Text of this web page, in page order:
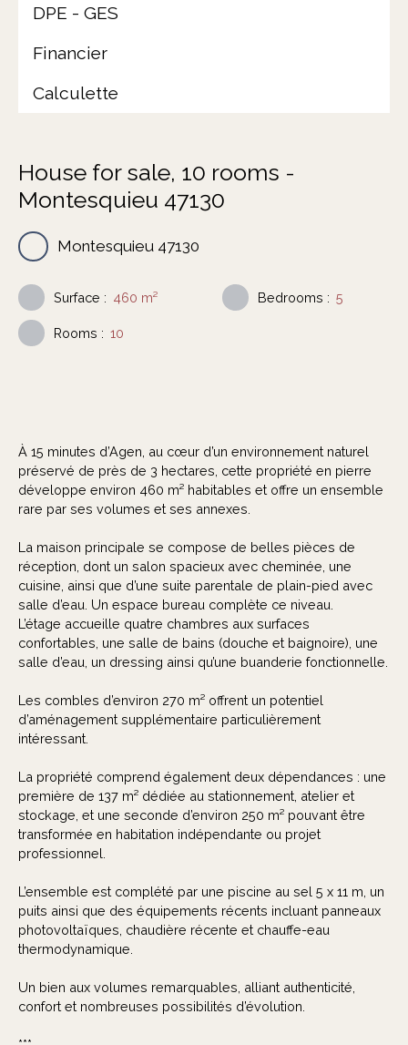
DPE - GES
Financier
Calculette
House for sale, 10 rooms -
Montesquieu 47130
Montesquieu 47130
Surface : 460 m² Bedrooms : 5
Rooms : 10
À 15 minutes d’Agen, au cœur d’un environnement naturel
préservé de près de 3 hectares, cette propriété en pierre
développe environ 460 m² habitables et offre un ensemble
rare par ses volumes et ses annexes.
La maison principale se compose de belles pièces de
réception, dont un salon spacieux avec cheminée, une
cuisine, ainsi que d’une suite parentale de plain-pied avec
salle d’eau. Un espace bureau complète ce niveau.
L’étage accueille quatre chambres aux surfaces
confortables, une salle de bains (douche et baignoire), une
salle d’eau, un dressing ainsi qu’une buanderie fonctionnelle.
Les combles d’environ 270 m² offrent un potentiel
d’aménagement supplémentaire particulièrement
intéressant.
La propriété comprend également deux dépendances : une
première de 137 m² dédiée au stationnement, atelier et
stockage, et une seconde d’environ 250 m² pouvant être
transformée en habitation indépendante ou projet
professionnel.
L’ensemble est complété par une piscine au sel 5 x 11 m, un
puits ainsi que des équipements récents incluant panneaux
photovoltaïques, chaudière récente et chauffe-eau
thermodynamique.
Un bien aux volumes remarquables, alliant authenticité,
confort et nombreuses possibilités d’évolution.